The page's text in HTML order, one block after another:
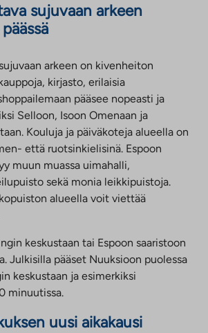
sujuvaan arkeen
arkeen on kivenheiton
kirjasto, erilaisia
pääsee nopeasti ja
Selloon, Isoon Omenaan ja
Kouluja ja päiväkoteja alueella on
että ruotsinkielisinä. Espoon
muun muassa uimahalli,
sekä monia leikkipuistoja.
alueella voit viettää
keskustaan tai Espoon saaristoon
Julkisilla pääset Nuuksioon puolessa
keskustaan ja esimerkiksi
minuutissa.
uusi aikakausi